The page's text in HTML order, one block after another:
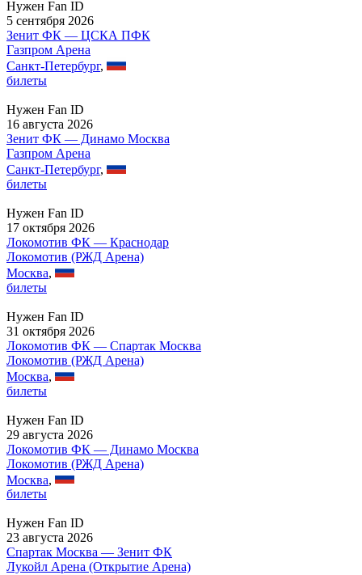
Нужен Fan ID
5 сентября 2026
Зенит ФК — ЦСКА ПФК
Газпром Арена
Санкт-Петербург,
билеты
Нужен Fan ID
16 августа 2026
Зенит ФК — Динамо Москва
Газпром Арена
Санкт-Петербург,
билеты
Нужен Fan ID
17 октября 2026
Локомотив ФК — Краснодар
Локомотив (РЖД Арена)
Москва,
билеты
Нужен Fan ID
31 октября 2026
Локомотив ФК — Спартак Москва
Локомотив (РЖД Арена)
Москва,
билеты
Нужен Fan ID
29 августа 2026
Локомотив ФК — Динамо Москва
Локомотив (РЖД Арена)
Москва,
билеты
Нужен Fan ID
23 августа 2026
Спартак Москва — Зенит ФК
Лукойл Арена (Открытие Арена)